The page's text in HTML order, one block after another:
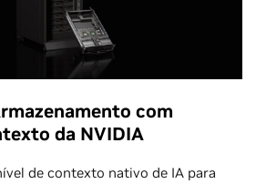
com
da NVIDIA
de contexto nativo de IA para